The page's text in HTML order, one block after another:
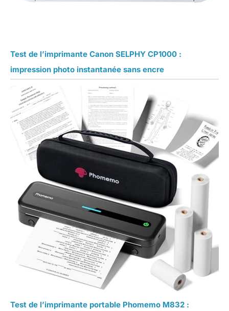
Test de l’imprimante Canon SELPHY CP1000 :
impression photo instantanée sans encre
Test de l’imprimante portable Phomemo M832 :